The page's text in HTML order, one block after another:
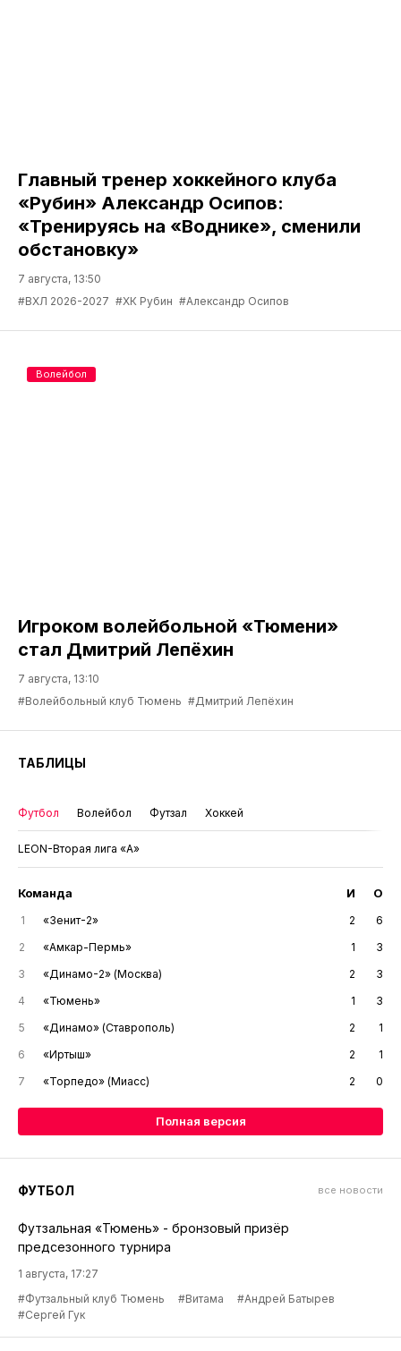
Главный тренер хоккейного клуба
«Рубин» Александр Осипов:
«Тренируясь на «Воднике», сменили
обстановку»
7 августа, 13:50
#ВХЛ 2026-2027 #ХК Рубин #Александр Осипов
Игроком волейбольной «Тюмени»
стал Дмитрий Лепёхин
7 августа, 13:10
#Волейбольный клуб Тюмень #Дмитрий Лепёхин
Волейбол
ТАБЛИЦЫ
Футбол Волейбол Футзал Хоккей
LEON-Вторая лига «А»
Команда И О
1 «Зенит-2» 2
6
2
«Амкар-Пермь» 1
3
3
«Динамо-2» (Москва) 2
3
4
«Тюмень» 1
3
5
«Динамо» (Ставрополь) 2
1
6
«Иртыш» 2
1
7
«Торпедо» (Миасс) 2 0
Полная версия
ФУТБОЛ все новости
Футзальная «Тюмень» - бронзовый призёр
предсезонного турнира
1 августа, 17:27
#Футзальный клуб Тюмень
#Витама
#Андрей Батырев
#Сергей Гук